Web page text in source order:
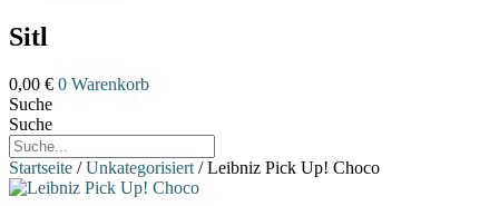
Sitl
0,00 € 0 Warenkorb
Suche
Suche
Startseite /Unkategorisiert / Leibniz Pick Up! Choco